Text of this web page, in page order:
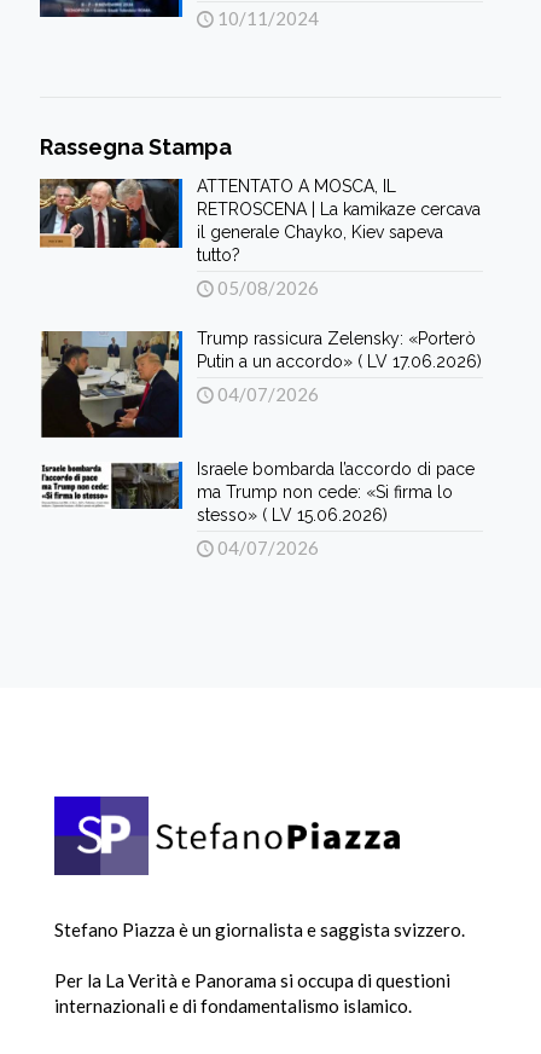
10/11/2024
Rassegna Stampa
ATTENTATO A MOSCA, IL
RETROSCENA | La kamikaze cercava
il generale Chayko, Kiev sapeva
tutto?
05/08/2026
Trump rassicura Zelensky: «Porterò
Putin a un accordo» ( LV 17.06.2026)
04/07/2026
Israele bombarda l’accordo di pace
ma Trump non cede: «Si firma lo
stesso» ( LV 15.06.2026)
04/07/2026
Stefano Piazza è un giornalista e saggista svizzero.
Per la La Verità e Panorama si occupa di questioni
internazionali e di fondamentalismo islamico.